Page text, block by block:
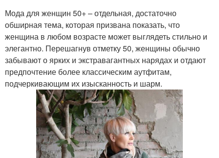
Мода для женщин 50+ – отдельная, достаточно
обширная тема, которая призвана показать, что
женщина в любом возрасте может выглядеть стильно и
элегантно. Перешагнув отметку 50, женщины обычно
забывают о ярких и экстравагантных нарядах и отдают
предпочтение более классическим аутфитам,
подчеркивающим их изысканность и шарм.